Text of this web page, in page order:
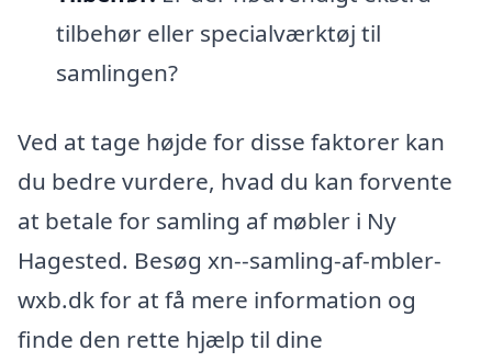
tilbehør eller specialværktøj til
samlingen?
Ved at tage højde for disse faktorer kan
du bedre vurdere, hvad du kan forvente
at betale for samling af møbler i Ny
Hagested. Besøg xn--samling-af-mbler-
wxb.dk for at få mere information og
finde den rette hjælp til dine